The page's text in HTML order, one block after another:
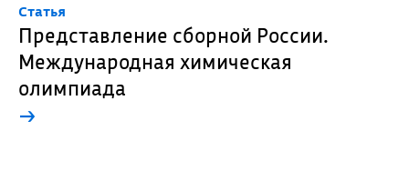
Cтатья
Представление сборной России.
Международная химическая
олимпиада
→